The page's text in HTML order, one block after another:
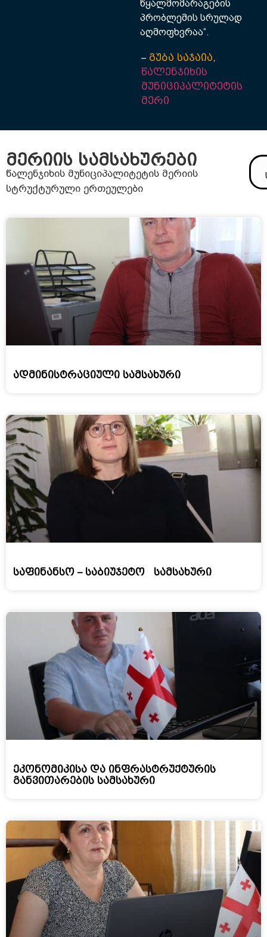
წყალმომარაგების
პრობლემის სრულად
აღმოფხვრაა“.
– გუბა საჯაია,
წალენჯიხის
მუნიციპალიტეტის
მერი
მერიის სამსახურები
წალენჯიხის მუნიციპალიტეტის მერიის
სტრუქტურული ერთეულები
ადმინისტრაციული სამსახური
საფინანსო – საბიუჯეტო სამსახური
ეკონომიკისა და ინფრასტრუქტურის
განვითარების სამსახური